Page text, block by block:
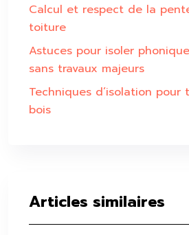
Calcul et respect de la
toiture
Astuces pour isoler
sans travaux majeurs
Techniques d’isolation
bois
Articles similaires